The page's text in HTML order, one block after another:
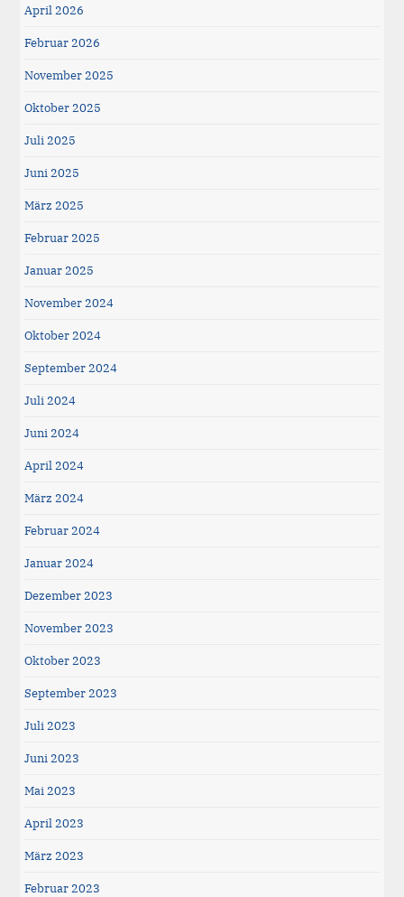
April 2026
Februar 2026
November 2025
Oktober 2025
Juli 2025
Juni 2025
März 2025
Februar 2025
Januar 2025
November 2024
Oktober 2024
September 2024
Juli 2024
Juni 2024
April 2024
März 2024
Februar 2024
Januar 2024
Dezember 2023
November 2023
Oktober 2023
September 2023
Juli 2023
Juni 2023
Mai 2023
April 2023
März 2023
Februar 2023